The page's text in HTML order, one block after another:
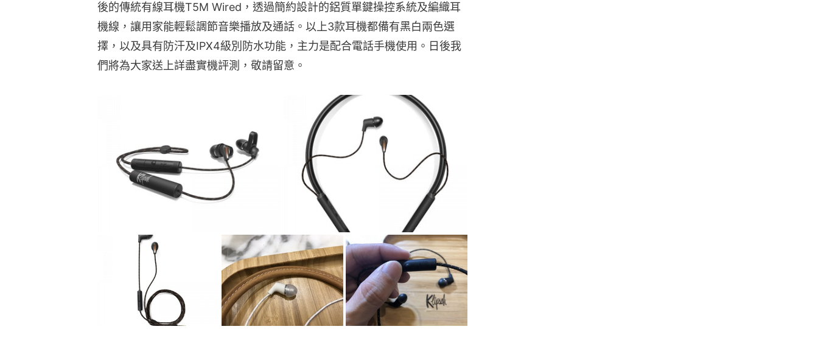
後的傳統有線耳機T5M Wired，透過簡約設計的鋁質單鍵操控系統及編織耳
機線，讓用家能輕鬆調節音樂播放及通話。以上3款耳機都備有黑白兩色選
擇，以及具有防汗及IPX4級別防水功能，主力是配合電話手機使用。日後我
們將為大家送上詳盡實機評測，敬請留意。